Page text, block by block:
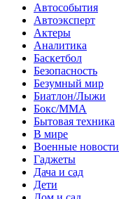
Автособытия
Автоэксперт
Актеры
Аналитика
Баскетбол
Безопасность
Безумный мир
Биатлон/Лыжи
Бокс/MMA
Бытовая техника
В мире
Военные новости
Гаджеты
Дача и сад
Дети